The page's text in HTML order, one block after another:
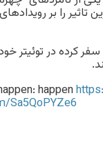
تاثیر را بر
سفر کرده در توئیتر
happen
Sa5QoPYZe6